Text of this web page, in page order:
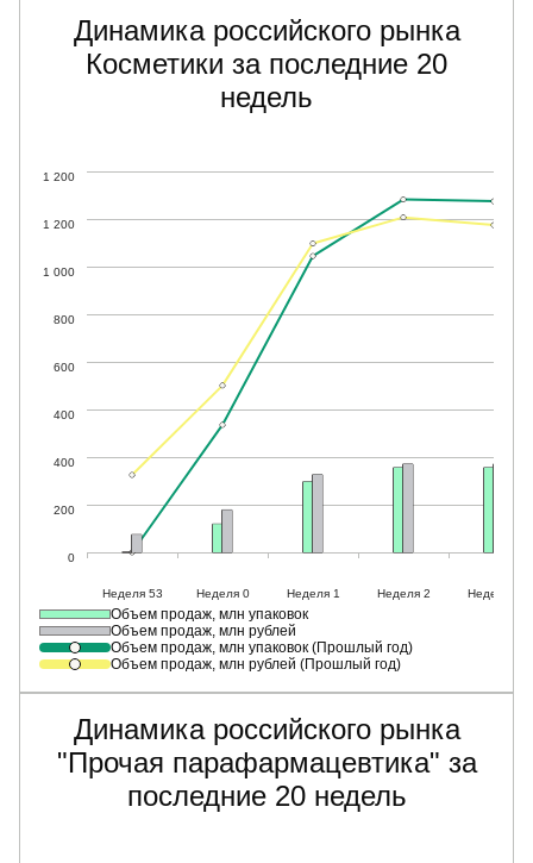
Динамика российского рынка
Косметики за последние 20
недель
Объем продаж, млн упаковок
Объем продаж, млн рублей
Объем продаж, млн упаковок (Прошлый год)
Объем продаж, млн рублей (Прошлый год)
Динамика российского рынка
"Прочая парафармацевтика" за
последние 20 недель